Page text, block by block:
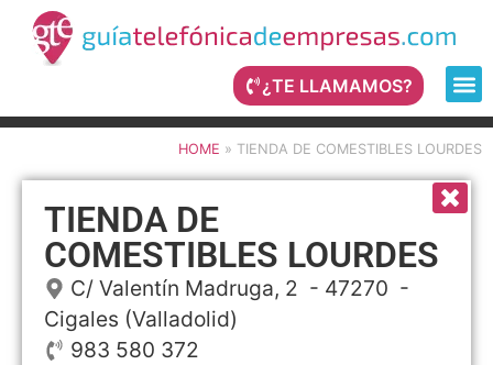
¿TE LLAMAMOS?
HOME » TIENDA DE COMESTIBLES LOURDES
TIENDA DE
COMESTIBLES LOURDES
C/ Valentín Madruga, 2 - 47270 -
Cigales (Valladolid)
983 580 372